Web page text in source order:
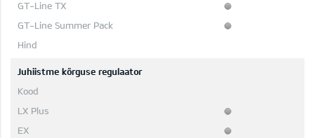
Juhiistme kõrguse regulaator